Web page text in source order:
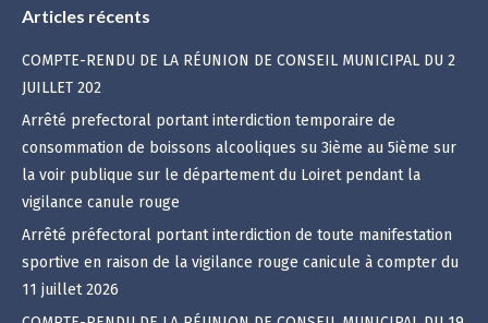
Articles récents
COMPTE-RENDU DE LA RÉUNION DE CONSEIL MUNICIPAL DU 2
JUILLET 202
Arrêté prefectoral portant interdiction temporaire de
consommation de boissons alcooliques su 3ième au 5ième sur
la voir publique sur le département du Loiret pendant la
vigilance canule rouge
Arrêté préfectoral portant interdiction de toute manifestation
sportive en raison de la vigilance rouge canicule à compter du
11 juillet 2026